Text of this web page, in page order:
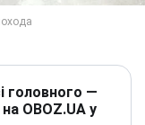
головного —
OBOZ.UA у